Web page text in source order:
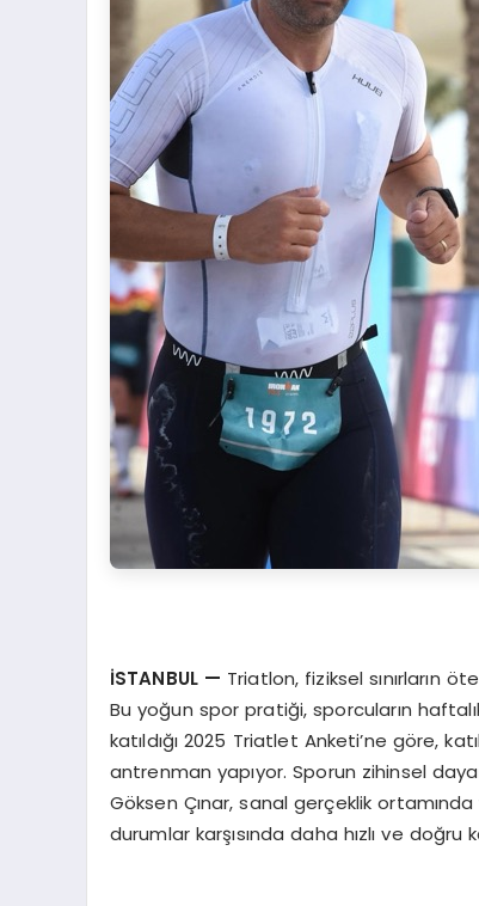
İSTANBUL — Triatlon, fiziksel sınırların
Bu yoğun spor pratiği, sporcuların
katıldığı 2025 Triatlet Anketi’ne göre,
antrenman yapıyor. Sporun zihinsel
Göksen Çınar, sanal gerçeklik
durumlar karşısında daha hızlı ve